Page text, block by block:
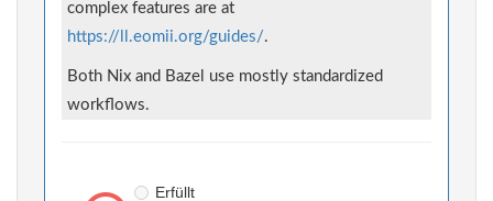
complex features are at
https://ll.eomii.org/guides/.
Both Nix and Bazel use mostly standardized
workflows.
Erfüllt